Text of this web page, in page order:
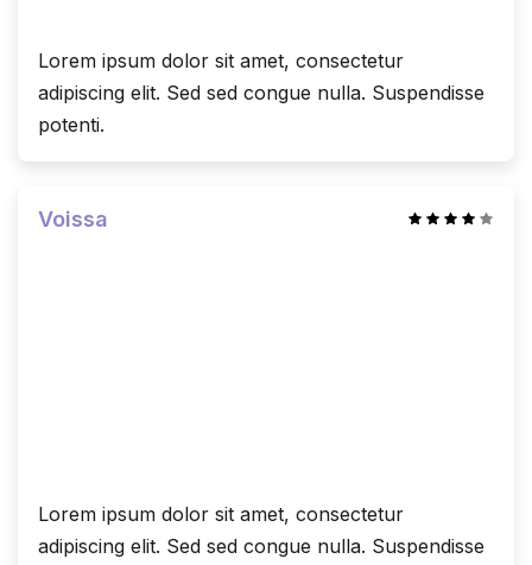
Lorem ipsum dolor sit amet, consectetur
adipiscing elit. Sed sed congue nulla. Suspendisse
potenti.
Voissa
Lorem ipsum dolor sit amet, consectetur
adipiscing elit. Sed sed congue nulla. Suspendisse